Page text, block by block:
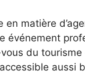
en matière
événement
du tourisme
aussi